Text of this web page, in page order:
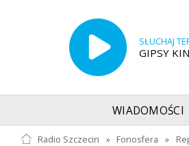
SŁUCHAJ
GIPSY
WIADOMOŚCI
Radio Szczecin » Fonosfera »